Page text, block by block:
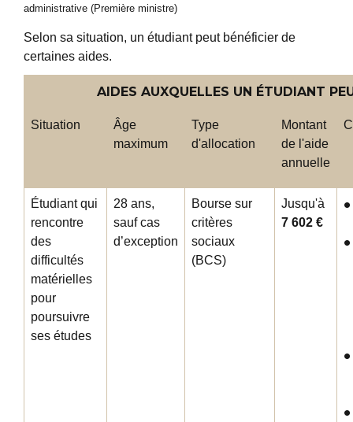
administrative (Première ministre)
Selon sa situation, un étudiant peut bénéficier de
certaines aides.
AIDES AUXQUELLES UN ÉTUDIANT
Situation
Âge
maximum
Type
d'allocation
Montant
de l'aide
annuelle
Étudiant qui
rencontre
des
difficultés
matérielles
pour
poursuivre
ses études
28 ans,
sauf cas
d’exception
Bourse sur
critères
sociaux
(BCS)
Jusqu'à
7 602 €